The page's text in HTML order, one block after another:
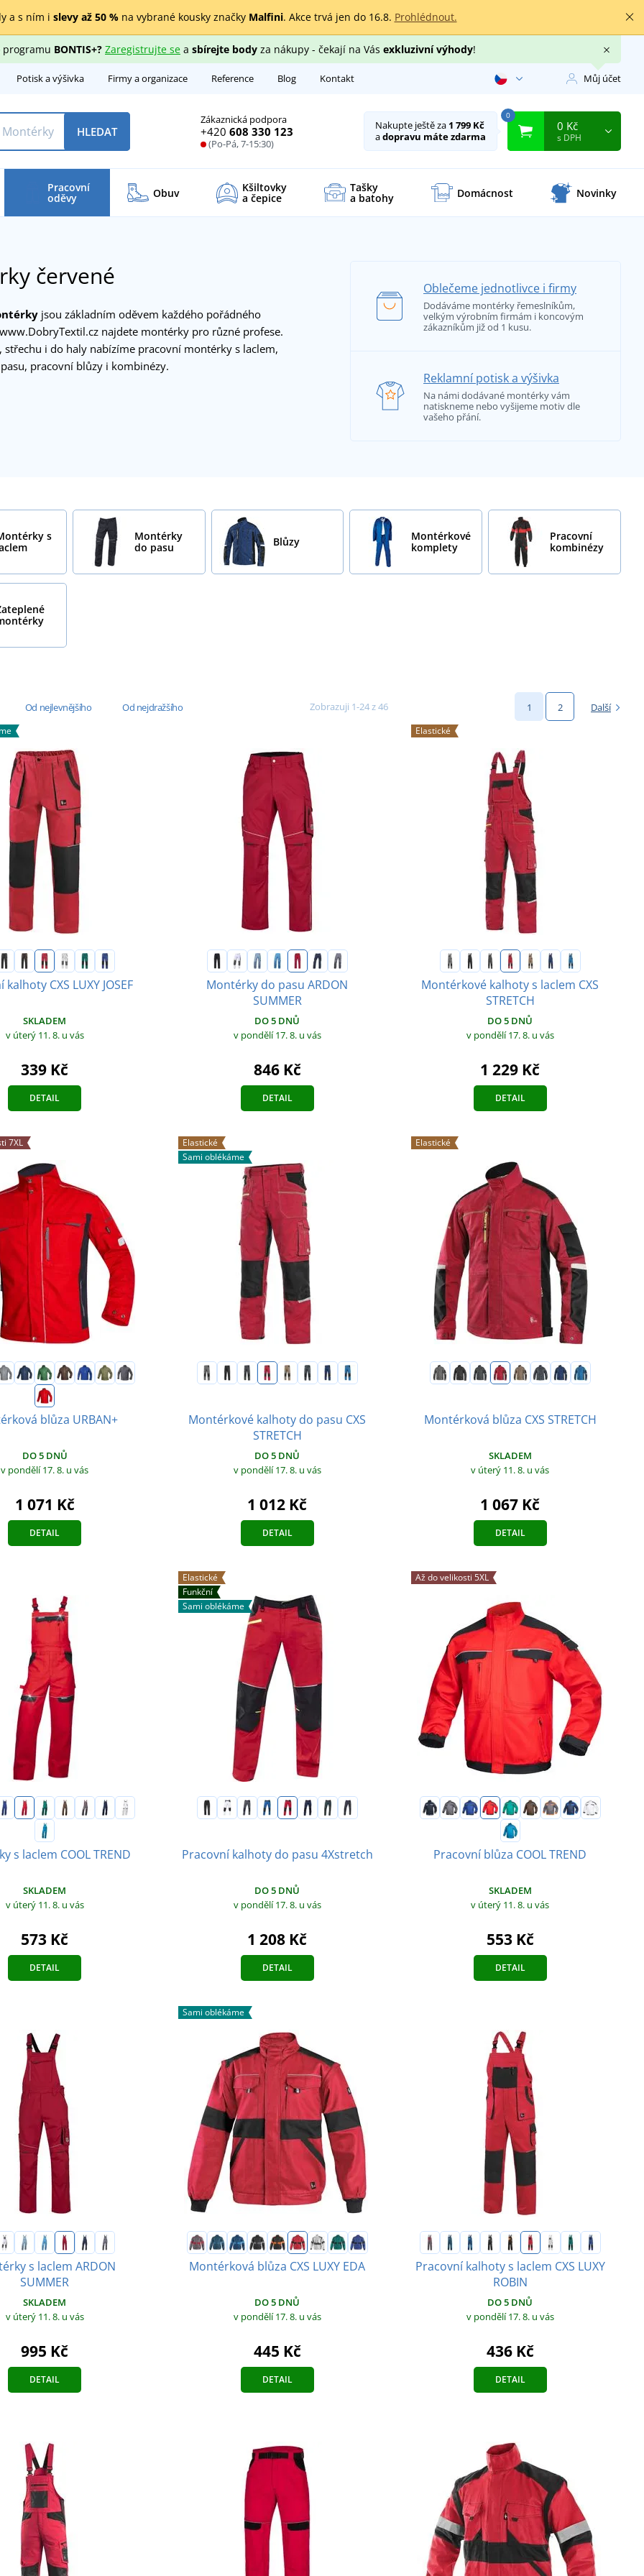
a s ním i slevy až 50 %na vybrané kousky značky Malfini. Akce trvá jen do 16.8. Prohlédnout.
programu BONTIS+? Zaregistrujte sea sbírejte bodyza nákupy - čekají na Vás exkluzivní výhody!
Potisk a výšivka Firmy a organizace Reference Blog Kontakt Můj účet
Zákaznická podpora
+420 608 330 123
(Po-Pá, 7-15:30)
HLEDAT Nakupte ještě za 1 799 Kč
adopravu máte zdarma
0
0 Kč
s DPH
Pracovní
oděvy Obuv Kšiltovky
a čepice
Tašky
a batohy Domácnost Novinky
červené
jsou základním oděvem každého pořádného
najdete montérky pro různé profese.
střechu i do haly nabízíme pracovní montérky s laclem,
pracovní blůzy i kombinézy.
Oblečeme jednotlivce i firmy
Dodáváme montérky řemeslníkům,
velkým výrobním firmám i koncovým
zákazníkům již od 1 kusu.
Reklamní potisk a výšivka
Na námi dodávané montérky vám
natiskneme nebo vyšijeme motiv dle
vašeho přání.
s
Montérky
do pasu
Blůzy
Montérkové
komplety
Pracovní
kombinézy
Od nejlevnějšího Od nejdražšího Zobrazuji 1-24 z 46 1 2 Další
CXS LUXY JOSEF
SKLADEM
v úterý 11. 8. u vás
339 Kč
DETAIL
Montérky do pasu ARDON
SUMMER
DO 5 DNŮ
v pondělí 17. 8. u vás
846 Kč
DETAIL
Elastické
Montérkové kalhoty s laclem CXS
STRETCH
DO 5 DNŮ
v pondělí 17. 8. u vás
1 229 Kč
DETAIL
7XL
blůza URBAN+
DO 5 DNŮ
v pondělí 17. 8. u vás
1 071 Kč
DETAIL
Elastické
Sami oblékáme
Montérkové kalhoty do pasu CXS
STRETCH
DO 5 DNŮ
v pondělí 17. 8. u vás
1 012 Kč
DETAIL
Elastické
Montérková blůza CXS STRETCH
SKLADEM
v úterý 11. 8. u vás
1 067 Kč
DETAIL
s laclem COOL TREND
SKLADEM
v úterý 11. 8. u vás
573 Kč
DETAIL
Elastické
Funkční
Sami oblékáme
Pracovní kalhoty do pasu 4Xstretch
DO 5 DNŮ
v pondělí 17. 8. u vás
1 208 Kč
DETAIL
Až do velikosti 5XL
Pracovní blůza COOL TREND
SKLADEM
v úterý 11. 8. u vás
553 Kč
DETAIL
s laclem ARDON
SUMMER
SKLADEM
v úterý 11. 8. u vás
995 Kč
DETAIL
Sami oblékáme
Montérková blůza CXS LUXY EDA
DO 5 DNŮ
v pondělí 17. 8. u vás
445 Kč
DETAIL
Pracovní kalhoty s laclem CXS LUXY
ROBIN
DO 5 DNŮ
v pondělí 17. 8. u vás
436 Kč
DETAIL